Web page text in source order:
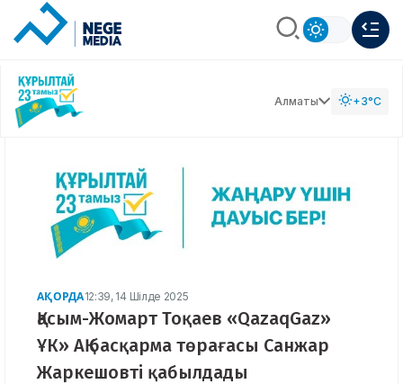
Алматы +3°C
АҚОРДА12:39, 14 Шілде 2025
Қасым-Жомарт Тоқаев «QazaqGaz»
ҰК» АҚ басқарма төрағасы Санжар
Жаркешовті қабылдады